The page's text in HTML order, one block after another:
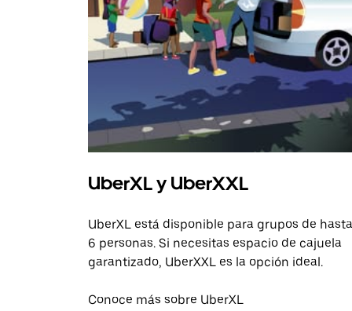
UberXL y UberXXL
UberXL está disponible para grupos de hasta
6 personas. Si necesitas espacio de cajuela
garantizado, UberXXL es la opción ideal.
Conoce más sobre UberXL